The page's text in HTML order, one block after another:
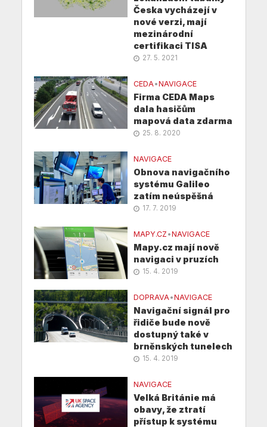
Česka vycházejí v
nové verzi, mají
mezinárodní
certifikaci TISA
27. 5. 2021
CEDA•NAVIGACE
Firma CEDA Maps
dala hasičům
mapová data zdarma
25. 8. 2020
NAVIGACE
Obnova navigačního
systému Galileo
zatím neúspěšná
17. 7. 2019
MAPY.CZ •NAVIGACE
Mapy.cz mají nově
navigaci v pruzích
15. 4. 2019
DOPRAVA•NAVIGACE
Navigační signál pro
řidiče bude nově
dostupný také v
brněnských tunelech
15. 4. 2019
NAVIGACE
Velká Británie má
obavy, že ztratí
přístup k systému